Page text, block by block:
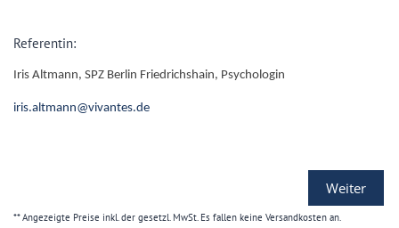
Referentin:
Iris Altmann, SPZ Berlin Friedrichshain, Psychologin
iris.altmann@vivantes.de
Weiter
** Angezeigte Preise inkl. der gesetzl. MwSt. Es fallen keine Versandkosten an.